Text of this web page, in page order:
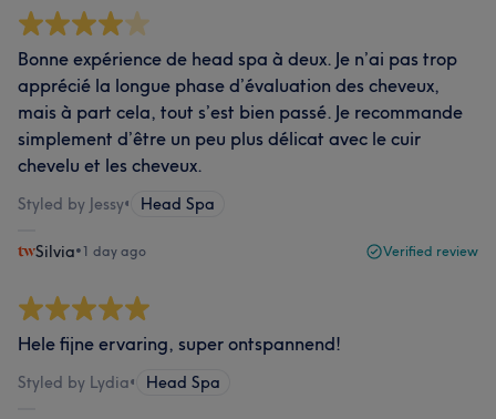
Bonne expérience de head spa à deux. Je n’ai pas trop
apprécié la longue phase d’évaluation des cheveux,
mais à part cela, tout s’est bien passé. Je recommande
simplement d’être un peu plus délicat avec le cuir
chevelu et les cheveux.
Styled by Jessy• Head Spa
Silvia•1 day ago Verified review
Hele fijne ervaring, super ontspannend!
Styled by Lydia• Head Spa